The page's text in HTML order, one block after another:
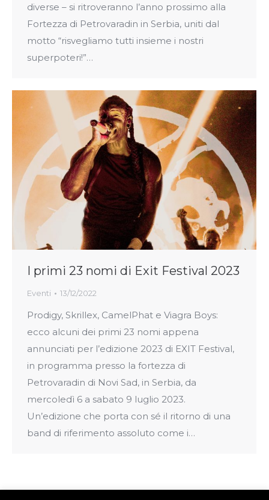
diverse – si ritroveranno l’anno prossimo alla
Fortezza di Petrovaradin in Serbia, uniti dal
motto “risvegliamo tutti insieme i nostri
superpoteri!”…
I primi 23 nomi di Exit Festival 2023
Eventi 13/12/2022
Prodigy, Skrillex, CamelPhat e Viagra Boys:
ecco alcuni dei primi 23 nomi appena
annunciati per l’edizione 2023 di EXIT Festival,
in programma presso la fortezza di
Petrovaradin di Novi Sad, in Serbia, da
mercoledì 6 a sabato 9 luglio 2023.
Un’edizione che porta con sé il ritorno di una
band di riferimento assoluto come i…